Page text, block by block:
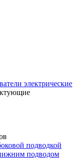
электрические
подводкой
подводом